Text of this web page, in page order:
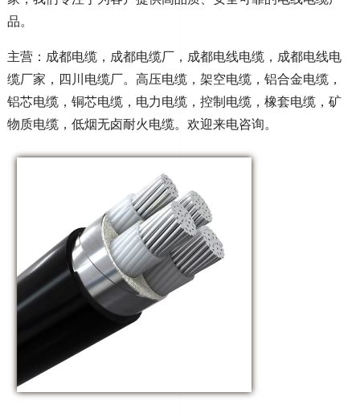
品。
主营：成都电缆，成都电缆厂，成都电线电缆，成都电线电
缆厂家，四川电缆厂。高压电缆，架空电缆，铝合金电缆，
铝芯电缆，铜芯电缆，电力电缆，控制电缆，橡套电缆，矿
物质电缆，低烟无卤耐火电缆。欢迎来电咨询。